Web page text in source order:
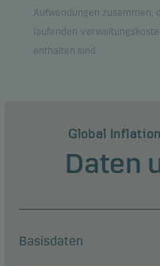
Hinweis: Alle
Aufwendungen zusammen,
laufenden
enthalten sind.
Global
Daten
Basisdaten